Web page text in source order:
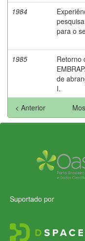
1984
para o
1985
Retorno
de
I.
< Anterior
Suportado por